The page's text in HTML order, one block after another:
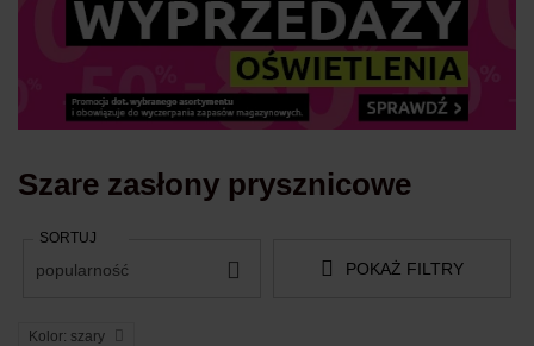
Szare zasłony prysznicowe
POKAŻ FILTRY
Kolor: szary
SORTUJ
popularność